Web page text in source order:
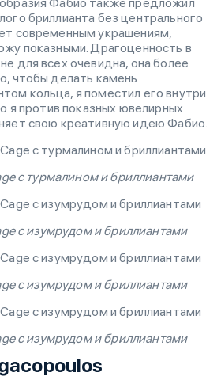
бриллианта без центрального
современным украшениям,
показными. Драгоценность в
для всех очевидна, она более
чтобы делать камень
кольца, я поместил его внутри
я против показных ювелирных
свою креативную идею Фабио.
с турмалином и бриллиантами
с изумрудом и бриллиантами
с изумрудом и бриллиантами
с изумрудом и бриллиантами